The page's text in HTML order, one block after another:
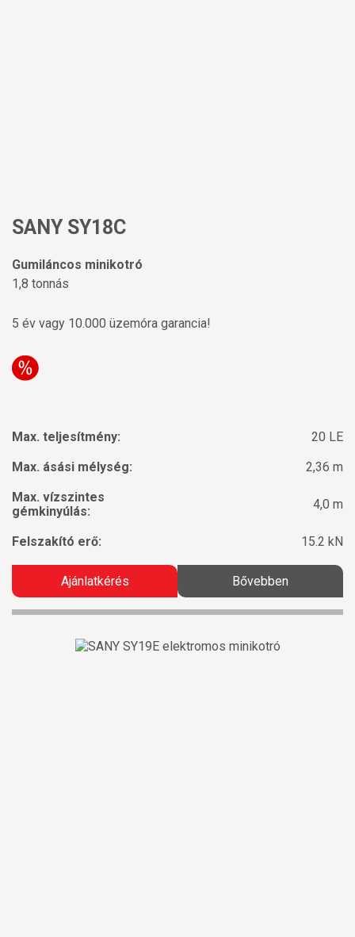
SANY SY18C
Gumiláncos minikotró
1,8 tonnás
5 év vagy 10.000 üzemóra garancia!
Max. teljesítmény:
20 LE
Max. ásási mélység:
2,36 m
Max. vízszintes
gémkinyúlás:
4,0 m
Felszakító erő: 15.2 kN
Ajánlatkérés Bővebben